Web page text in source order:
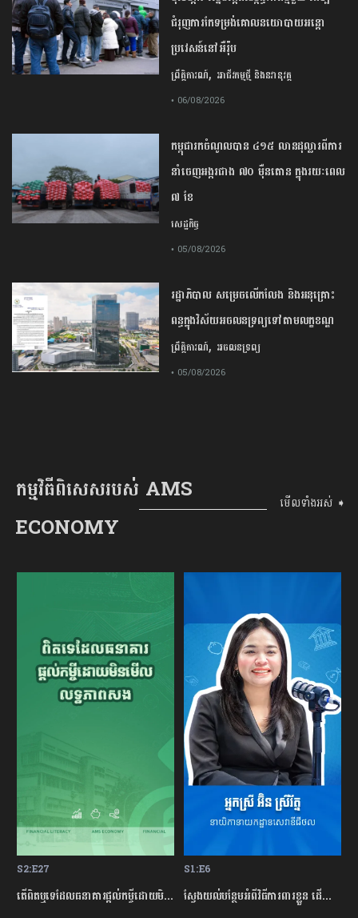
ជំរុញ​ការ​កែទម្រង់​គោលនយោបាយ​អន្តោ
ប្រវេសន៍​នៅអឺរ៉ុប​
ព្រឹត្តិការណ៍, អាជីវកម្មថ្មី និងនវានុវត្ត
• 06/08/2026
កម្ពុជារកចំណូលបាន ៤១៥ លានដុល្លារពីការ
នាំចេញអង្ករជាង ៧០ ម៉ឺនតោន ក្នុងរយៈពេល
៧ ខែ
សេដ្ឋកិច្ច
• 05/08/2026
រដ្ឋាភិបាល សម្រេច​លើកលែង និងអនុគ្រោះ
ពន្ធក្នុងវិស័យអចលនទ្រព្យ​ទៅតាមលក្ខខណ្ឌ
ព្រឹត្តិការណ៍, អចលនទ្រព្យ
• 05/08/2026
កម្មវិធីពិសេសរបស់ AMS
ECONOMY
មើលទាំងអស់ ➧
S2:E27
តើពិតឬទេដែលធនាគារផ្ដល់កម្ចីដោយមិនសិក្សាលើលទ្ធភាពសងត្រឡប់?
S1:E6
ស្វែងយល់បន្ថែមអំពីវិធីការពារខ្លួន ដើម្បីជៀសវាងពីការឆបោកតាមបច្ចេកវិទ្យាហិរញ្ញវត្ថុ!